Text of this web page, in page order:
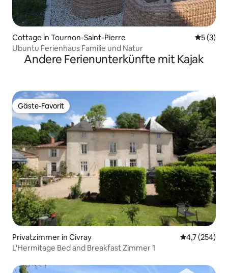
Cottage in Tournon-Saint-Pierre
5 (3)
Ubuntu Ferienhaus Familie und Natur
Andere Ferienunterkünfte mit Kajak
Gäste-Favorit
Gäste-Favorit
Privatzimmer in Civray
4,7 (254)
L'Hermitage Bed and Breakfast Zimmer 1